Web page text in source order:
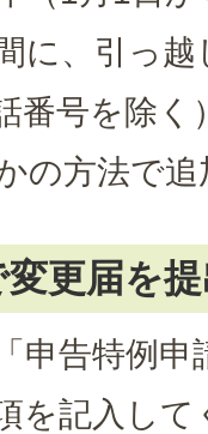
に、引っ
番号を除
の方法で
更届を
申告特例申
を記入して